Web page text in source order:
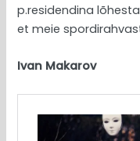
p.residendina
et meie
Ivan Makarov